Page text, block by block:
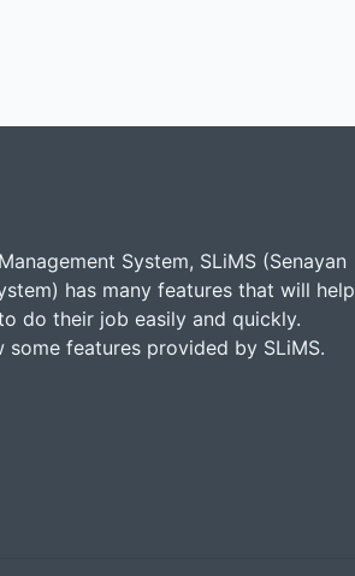
System, SLiMS (Senayan
has many features that will help
do their job easily and quickly.
features provided by SLiMS.